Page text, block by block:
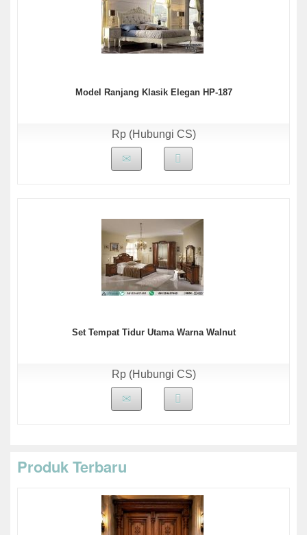
Model Ranjang Klasik Elegan HP-187
Rp (Hubungi CS)
Set Tempat Tidur Utama Warna Walnut
Rp (Hubungi CS)
Produk Terbaru